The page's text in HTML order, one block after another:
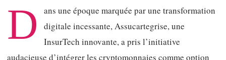
D
ans une époque marquée par une transformation
digitale incessante, Assucartegrise, une
InsurTech innovante, a pris l’initiative
audacieuse d’intégrer les cryptomonnaies comme option